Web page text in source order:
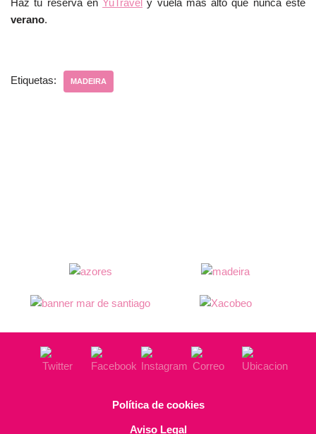
Haz tu reserva enYuTravel y vuela más alto que nunca este
verano.
Etiquetas: MADEIRA
Política de cookies
Aviso Legal